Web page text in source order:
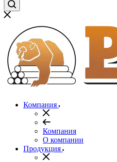
Компания
Компания
О компании
Продукция